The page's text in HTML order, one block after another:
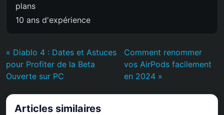
plans
10 ans d'expérience
« Diablo 4 : Dates et Astuces
pour Profiter de la Beta
Ouverte sur PC
Comment renommer
vos AirPods facilement
en 2024 »
Articles similaires